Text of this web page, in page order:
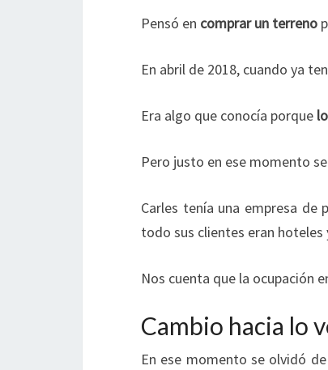
Pensó en comprar un terreno
En abril de 2018, cuando ya
Era algo que conocía porque
Pero justo en ese momento se
Carles tenía una empresa
todo sus clientes eran hoteles
Nos cuenta que la ocupación
Cambio hacia lo
En ese momento se olvidó